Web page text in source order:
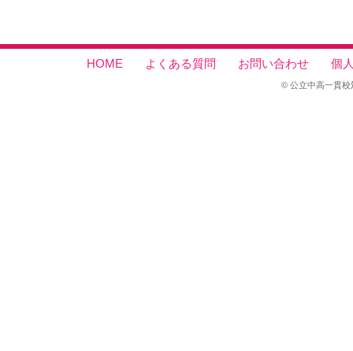
HOME よくある質問 お問い合わせ 個
© 公立中高一貫校